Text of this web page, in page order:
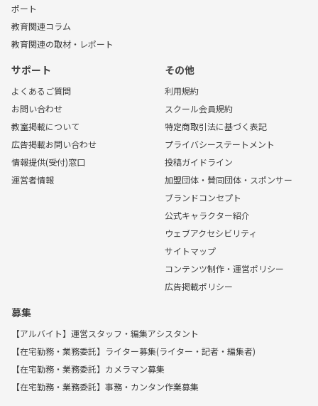
ポート
教育関連コラム
教育関連の取材・レポート
サポート
よくあるご質問
お問い合わせ
教室掲載について
広告掲載お問い合わせ
情報提供(受付)窓口
運営者情報
その他
利用規約
スクール会員規約
特定商取引法に基づく表記
プライバシーステートメント
投稿ガイドライン
加盟団体・賛同団体・スポンサー
ブランドコンセプト
公式キャラクター紹介
ウェブアクセシビリティ
サイトマップ
コンテンツ制作・運営ポリシー
広告掲載ポリシー
募集
【アルバイト】運営スタッフ・編集アシスタント
【在宅勤務・業務委託】ライター募集(ライター・記者・編集者)
【在宅勤務・業務委託】カメラマン募集
【在宅勤務・業務委託】事務・カンタン作業募集